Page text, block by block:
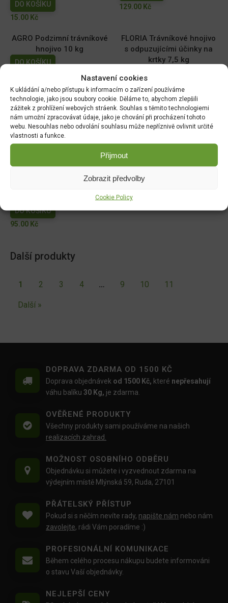
Nastavení cookies
K ukládání a/nebo přístupu k informacím o zařízení používáme
technologie, jako jsou soubory cookie. Děláme to, abychom zlepšili
zážitek z prohlížení webových stráenk. Souhlas s těmito technologiemi
nám umožní zpracovávat údaje, jako je chování při procházení tohoto
webu. Nesouhlas nebo odvolání souhlasu může nepříznivě ovlivnit určité
vlastnosti a funkce.
Přijmout
Zobrazit předvolby
Cookie Policy
DO KOŠÍKU
15.00 Kč
129.00 Kč
AGRO Podzimní trávníkové
hnojivo 10 kg
DO KOŠÍKU
FLORIA Trávníkové hnojivo
s odpuzujícími účinky na
krtky 7,5 kg
DO KOŠÍKU
549.00Kč
AGRO Organo-minerální
hnojivo borůvky a brusinky
1 kg
DO KOŠÍKU
AGRO Vápnitý dolomit 5 kg
DO KOŠÍKU
AGRO Organominerální
DO KOŠÍKU
95.00 Kč
AGRO Koňský hnůj 10 kg
327.00
Další produkty
1 2 3 4 … 9 10 11
Další »
DOPRAVA ZDARMA OD 1500 KČ
Doprava objednávek od 1500 Kč, které nepřesahují
váhu balíku 30 Kg, je zdarma.
OVĚŘENÉ PRODUKTY
Všechny produkty sami používáme na našich
realizacích zahrad.
MOŽNOST OSOBNÍHO ODBĚRU
Objednávku si můžete i vyzvednout zdarma na
výdejním místě Mlýnská 59, Ruda, 27101
PŘÁTELSKÝ PŘÍSTUP
Pokud si s něčím nevíte rady, napište nám nebo nám
zavolejte, rádi Vám poradíme :)
PROFESIONÁLNÍ KOMUNIKACE
Během celého procesu nákupu budete informováni
o stavu Vaší objednávky.
NEJLEPŠÍ CENY